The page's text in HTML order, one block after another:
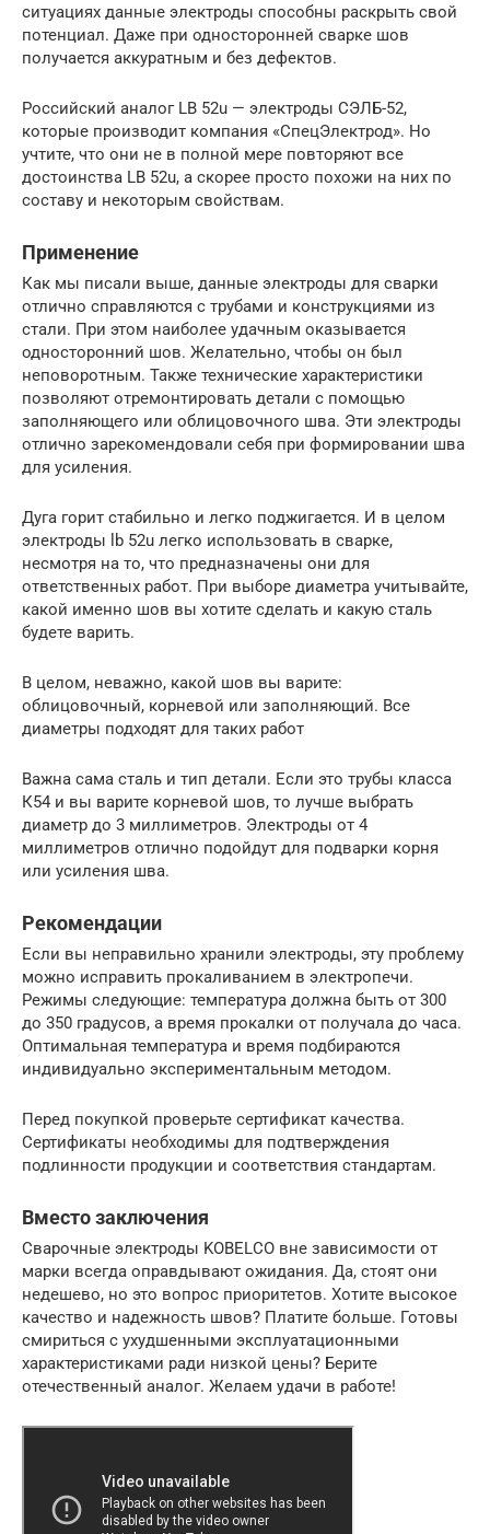
ситуациях данные электроды способны раскрыть свой
потенциал. Даже при односторонней сварке шов
получается аккуратным и без дефектов.
Российский аналог LB 52u — электроды СЭЛБ-52,
которые производит компания «СпецЭлектрод». Но
учтите, что они не в полной мере повторяют все
достоинства LB 52u, а скорее просто похожи на них по
составу и некоторым свойствам.
Применение
Как мы писали выше, данные электроды для сварки
отлично справляются с трубами и конструкциями из
стали. При этом наиболее удачным оказывается
односторонний шов. Желательно, чтобы он был
неповоротным. Также технические характеристики
позволяют отремонтировать детали с помощью
заполняющего или облицовочного шва. Эти электроды
отлично зарекомендовали себя при формировании шва
для усиления.
Дуга горит стабильно и легко поджигается. И в целом
электроды lb 52u легко использовать в сварке,
несмотря на то, что предназначены они для
ответственных работ. При выборе диаметра учитывайте,
какой именно шов вы хотите сделать и какую сталь
будете варить.
В целом, неважно, какой шов вы варите:
облицовочный, корневой или заполняющий. Все
диаметры подходят для таких работ
Важна сама сталь и тип детали. Если это трубы класса
К54 и вы варите корневой шов, то лучше выбрать
диаметр до 3 миллиметров. Электроды от 4
миллиметров отлично подойдут для подварки корня
или усиления шва.
Рекомендации
Если вы неправильно хранили электроды, эту проблему
можно исправить прокаливанием в электропечи.
Режимы следующие: температура должна быть от 300
до 350 градусов, а время прокалки от получала до часа.
Оптимальная температура и время подбираются
индивидуально экспериментальным методом.
Перед покупкой проверьте сертификат качества.
Сертификаты необходимы для подтверждения
подлинности продукции и соответствия стандартам.
Вместо заключения
Сварочные электроды KOBELCO вне зависимости от
марки всегда оправдывают ожидания. Да, стоят они
недешево, но это вопрос приоритетов. Хотите высокое
качество и надежность швов? Платите больше. Готовы
смириться с ухудшенными эксплуатационными
характеристиками ради низкой цены? Берите
отечественный аналог. Желаем удачи в работе!